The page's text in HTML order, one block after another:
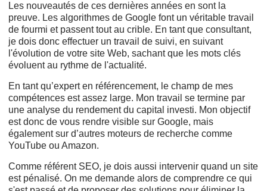
Les nouveautés de ces dernières années en sont la
preuve. Les algorithmes de Google font un véritable travail
de fourmi et passent tout au crible. En tant que consultant,
je dois donc effectuer un travail de suivi, en suivant
l'évolution de votre site Web, sachant que les mots clés
évoluent au rythme de l'actualité.
En tant qu’expert en référencement, le champ de mes
compétences est assez large. Mon travail se termine par
une analyse du rendement du capital investi. Mon objectif
est donc de vous rendre visible sur Google, mais
également sur d’autres moteurs de recherche comme
YouTube ou Amazon.
Comme référent SEO, je dois aussi intervenir quand un site
est pénalisé. On me demande alors de comprendre ce qui